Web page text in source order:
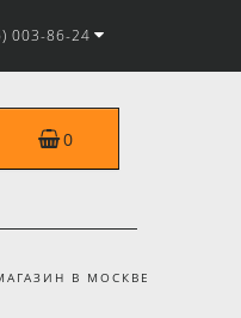
003-86-24
0
В МОСКВЕ